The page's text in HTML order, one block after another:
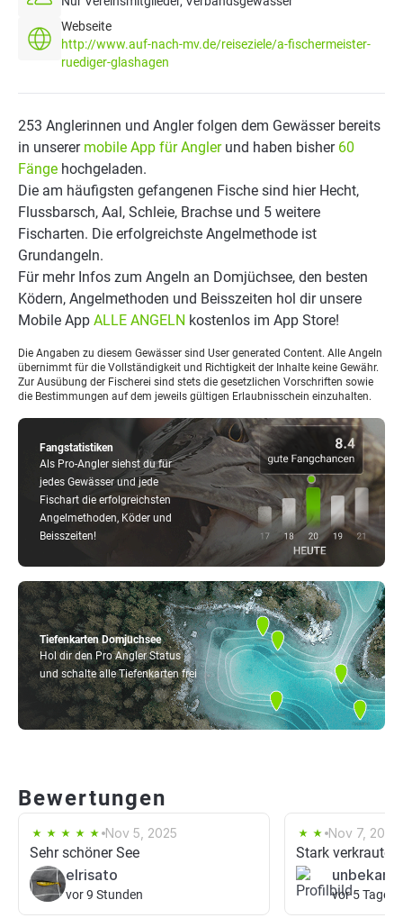
Webseite
http://www.auf-nach-mv.de/reiseziele/a-fischermeister-
ruediger-glashagen
Tiefenkarten Domjüchsee
Hol dir den Pro Angler Status
und schalte alle Tiefenkarten frei
Fangstatistiken
Als Pro-Angler siehst du für
jedes Gewässer und jede
Fischart die erfolgreichsten
Angelmethoden, Köder und
Beisszeiten!
253 Anglerinnen und Angler folgen dem Gewässer bereits
in unserer mobile App für Anglerund haben bisher 60
Fänge hochgeladen.
Die am häufigsten gefangenen Fische sind hier Hecht,
Flussbarsch, Aal, Schleie, Brachse und 5 weitere
Fischarten. Die erfolgreichste Angelmethode ist
Grundangeln.
Für mehr Infos zum Angeln an Domjüchsee, den besten
Ködern, Angelmethoden und Beisszeiten hol dir unsere
Mobile App ALLE ANGELN kostenlos im App Store!
Die Angaben zu diesem Gewässer sind User generated Content. Alle Angeln
übernimmt für die Vollständigkeit und Richtigkeit der Inhalte keine Gewähr.
Zur Ausübung der Fischerei sind stets die gesetzlichen Vorschriften sowie
die Bestimmungen auf dem jeweils gültigen Erlaubnisschein einzuhalten.
Bewertungen
Nov 5, 2025
Sehr schöner See
elrisato
vor 9 Stunden
Nov 7, 2021
Stark verkrautet
vor 5 Tagen